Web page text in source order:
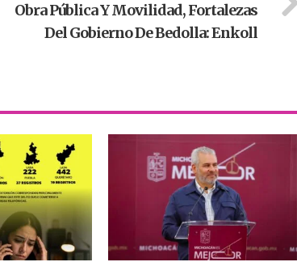
Obra Pública Y Movilidad, Fortalezas
Del Gobierno De Bedolla: Enkoll